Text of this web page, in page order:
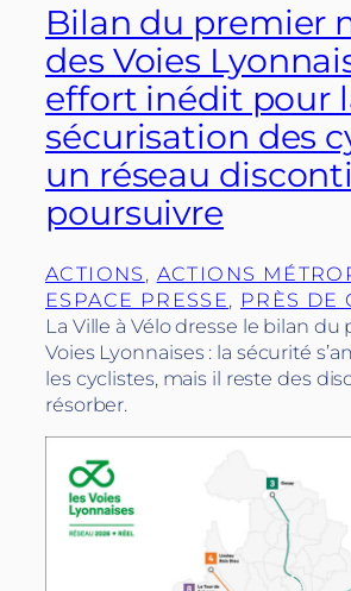
Bilan du premier
des Voies
effort inédit pour
sécurisation des
un réseau
poursuivre
ACTIONS , ACTIONS
ESPACE PRESSE, PRÈS DE
La Ville à Vélo dresse le bilan du
Voies Lyonnaises : la sécurité
les cyclistes, mais il reste des
résorber.